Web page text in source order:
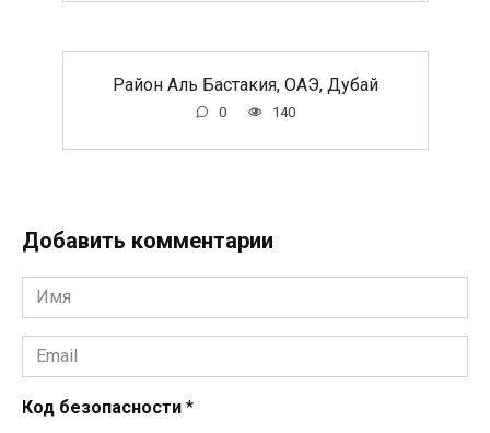
Район Аль Бастакия, ОАЭ, Дубай
0 140
Добавить комментарии
Имя
*
Email
*
Код безопасности *